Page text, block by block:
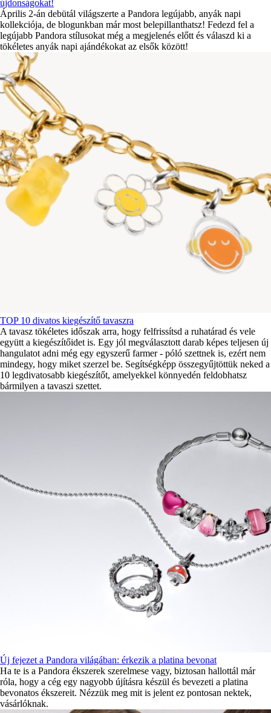
újdonságokat!
Április 2-án debütál világszerte a Pandora legújabb, anyák napi
kollekciója, de blogunkban már most belepillanthatsz! Fedezd fel a
legújabb Pandora stílusokat még a megjelenés előtt és válaszd ki a
tökéletes anyák napi ajándékokat az elsők között!
TOP 10 divatos kiegészítő tavaszra
A tavasz tökéletes időszak arra, hogy felfrissítsd a ruhatárad és vele
együtt a kiegészítőidet is. Egy jól megválasztott darab képes teljesen új
hangulatot adni még egy egyszerű farmer - póló szettnek is, ezért nem
mindegy, hogy miket szerzel be. Segítségképp összegyűjtöttük neked a
10 legdivatosabb kiegészítőt, amelyekkel könnyedén feldobhatsz
bármilyen a tavaszi szettet.
Új fejezet a Pandora világában: érkezik a platina bevonat
Ha te is a Pandora ékszerek szerelmese vagy, biztosan hallottál már
róla, hogy a cég egy nagyobb újításra készül és bevezeti a platina
bevonatos ékszereit. Nézzük meg mit is jelent ez pontosan nektek,
vásárlóknak.